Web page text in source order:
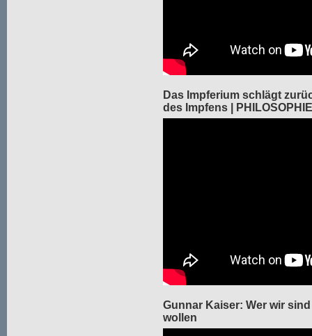
Das Impferium schlägt
des Impfens | PHILOSOPHIE
Gunnar Kaiser: Wer wir
wollen